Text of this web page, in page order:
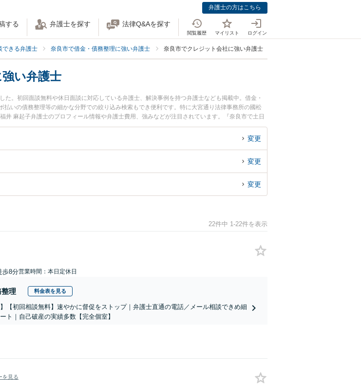
弁護士の方はこちら
する 弁護士を探す 法律Q&Aを探す
閲覧履歴 マイリスト ログイン
できる弁護士 奈良市で借金・債務整理に強い弁護士 奈良市でクレジット会社に強い弁護士
い弁護士
。初回面談無料や休日面談に対応している弁護士、解決事例を持つ弁護士なども掲載中。借金・
いの債務整理等の細かな分野での絞り込み検索もでき便利です。特に大宮通り法律事務所の國松
麻起子弁護士のプロフィール情報や弁護士費用、強みなどが注目されています。『奈良市で土日
したい』『クレジット会社の債務整理のトラブル解決の実績豊富な近くの弁護士を検索したい』
に相談予約したい』などでお困りの相談者さんにおすすめです。
変更
変更
変更
22件中 1-22件を表示
歩8分営業時間：本日定休日
整理 料金表を見る
【初回相談無料】速やかに督促をストップ｜弁護士直通の電話／メール相談できめ細
ト｜自己破産の実績多数【完全個室】
を見る